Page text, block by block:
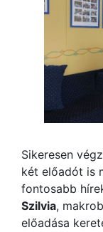
Sikeresen
két előadót is
fontosabb
Szilvia,
előadása